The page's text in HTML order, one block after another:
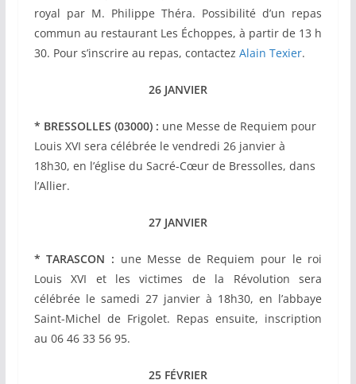
royal par M. Philippe Théra. Possibilité d’un repas
commun au restaurant Les Échoppes, à partir de 13 h
30. Pour s’inscrire au repas, contactez Alain Texier.
26 JANVIER
* BRESSOLLES (03000) : une Messe de Requiem pour
Louis XVI sera célébrée le vendredi 26 janvier à
18h30, en l’église du Sacré-Cœur de Bressolles, dans
l’Allier.
27 JANVIER
* TARASCON : une Messe de Requiem pour le roi
Louis XVI et les victimes de la Révolution sera
célébrée le samedi 27 janvier à 18h30, en l’abbaye
Saint-Michel de Frigolet. Repas ensuite, inscription
au 06 46 33 56 95.
25 FÉVRIER